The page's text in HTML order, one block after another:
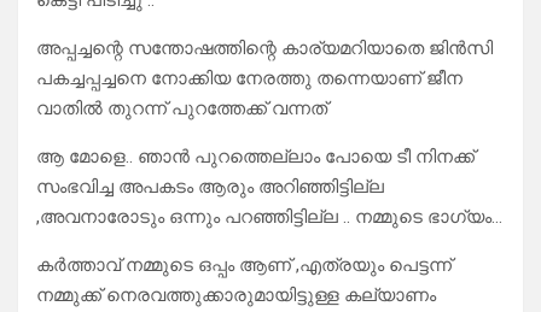
അപ്പച്ചന്റെ സന്തോഷത്തിന്റെ കാര്യമറിയാതെ ജിൻസി
പകച്ചപ്പച്ചനെ നോക്കിയ നേരത്തു തന്നെയാണ് ജീന
വാതിൽ തുറന്ന് പുറത്തേക്ക് വന്നത്
ആ മോളെ.. ഞാൻ പുറത്തെല്ലാം പോയെ ടീ നിനക്ക്
സംഭവിച്ച അപകടം ആരും അറിഞ്ഞിട്ടില്ല
,അവനാരോടും ഒന്നും പറഞ്ഞിട്ടില്ല .. നമ്മുടെ ഭാഗ്യം…
കർത്താവ് നമ്മുടെ ഒപ്പം ആണ് ,എത്രയും പെട്ടന്ന്
നമ്മുക്ക് നെരവത്തുക്കാരുമായിട്ടുള്ള കല്യാണം